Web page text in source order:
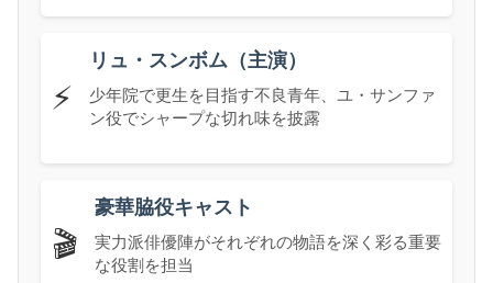
⚡
リュ・スンボム（主演）
少年院で更生を目指す不良青年、ユ・サンファ
ン役でシャープな切れ味を披露
🎬
豪華脇役キャスト
実力派俳優陣がそれぞれの物語を深く彩る重要
な役割を担当